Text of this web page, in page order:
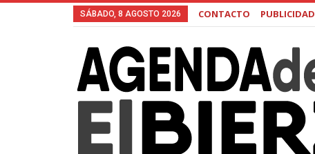
SÁBADO, 8 AGOSTO 2026 CONTACTO PUBLICIDAD